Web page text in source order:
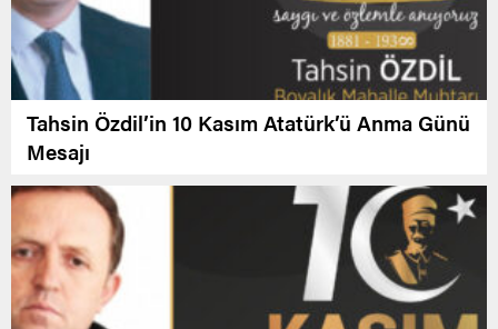
Tahsin Özdil’in 10 Kasım Atatürk’ü Anma Günü
Mesajı